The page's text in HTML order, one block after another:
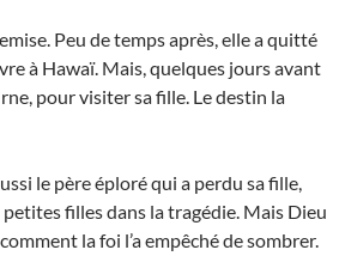
Peu de temps après, elle a quitté
à Hawaï. Mais, quelques jours avant
pour visiter sa fille. Le destin la
le père éploré qui a perdu sa fille,
filles dans la tragédie. Mais Dieu
la foi l’a empêché de sombrer.